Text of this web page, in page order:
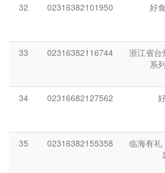
32
02316382101950 好
33
02316382116744
浙江省台
系
34
02316682127562
35
02316382155358
临海有礼